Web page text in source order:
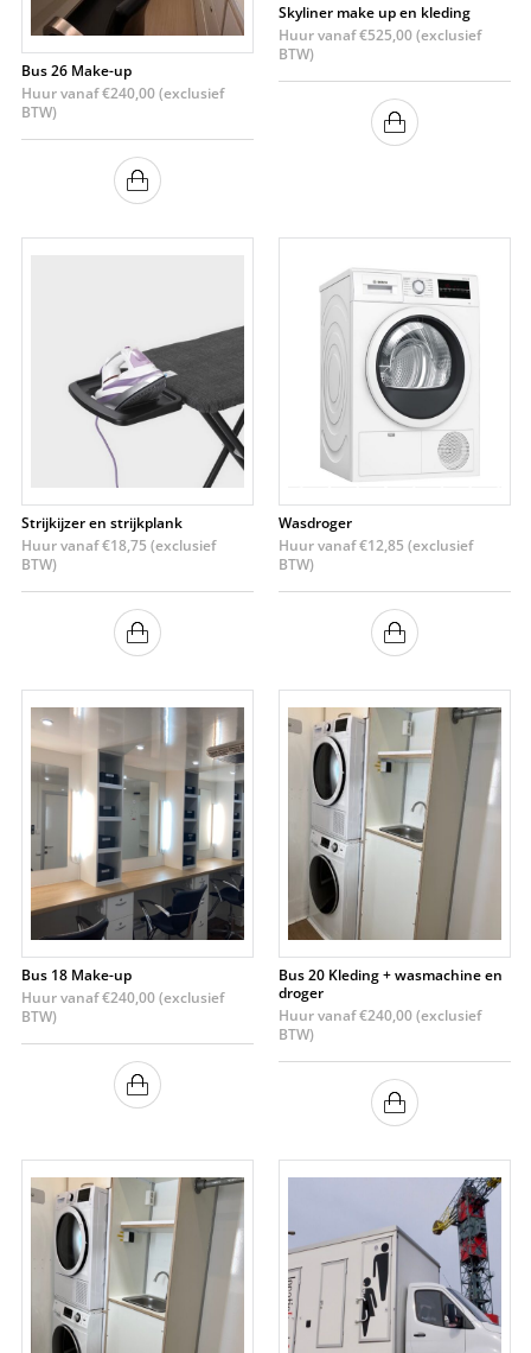
Bus 26 Make-up
Huur vanaf€240,00(exclusief
BTW)
Skyliner make up en kleding
Huur vanaf€525,00(exclusief
BTW)
Strijkijzer en strijkplank
Huur vanaf€18,75 (exclusief
BTW)
Wasdroger
Huur vanaf€12,85 (exclusief
BTW)
Bus 18 Make-up
Huur vanaf€240,00(exclusief
BTW)
Bus 20 Kleding + wasmachine en
droger
Huur vanaf€240,00(exclusief
BTW)